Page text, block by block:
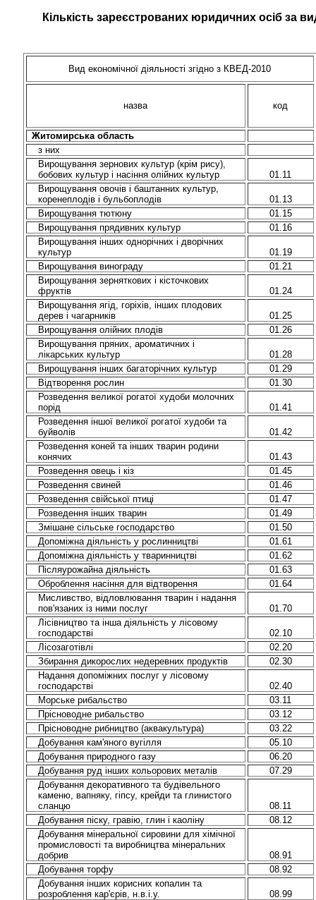
Кількість зареєстрованих юридичних осіб за
Вид економічної діяльності згідно з КВЕД-2010
назва код
Житомирська область
з них
Вирощування зернових культур (крім рису),
бобових культур і насіння олійних культур
01.11
Вирощування овочів і баштанних культур,
коренеплодів і бульбоплодів
01.13
Вирощування тютюну
01.15
Вирощування прядивних культур
01.16
Вирощування інших однорічних і дворічних
культур
01.19
Вирощування винограду
01.21
Вирощування зерняткових і кісточкових
фруктів
01.24
Вирощування ягід, горіхів, інших плодових
дерев і чагарників
01.25
Вирощування олійних плодів
01.26
Вирощування пряних, ароматичних і
лікарських культур
01.28
Вирощування інших багаторічних культур
01.29
Відтворення рослин
01.30
Розведення великої рогатої худоби молочних
порід
01.41
Розведення іншої великої рогатої худоби та
буйволів
01.42
Розведення коней та інших тварин родини
конячих
01.43
Розведення овець і кіз
01.45
Розведення свиней
01.46
Розведення свійської птиці
01.47
Розведення інших тварин
01.49
Змішане сільське господарство
01.50
Допоміжна діяльність у рослинництві
01.61
Допоміжна діяльність у тваринництві
01.62
Післяурожайна діяльність
01.63
Оброблення насіння для відтворення
01.64
Мисливство, відловлювання тварин і надання
пов'язаних із ними послуг
01.70
Лісівництво та інша діяльність у лісовому
господарстві
02.10
Лісозаготівлі
02.20
Збирання дикорослих недеревних продуктів
02.30
Надання допоміжних послуг у лісовому
господарстві
02.40
Морське рибальство
03.11
Прісноводне рибальство
03.12
Прісноводне рибництво (аквакультура)
03.22
Добування кам'яного вугілля
05.10
Добування природного газу
06.20
Добування руд інших кольорових металів
07.29
Добування декоративного та будівельного
каменю, вапняку, гіпсу, крейди та глинистого
сланцю
08.11
Добування піску, гравію, глин і каоліну
08.12
Добування мінеральної сировини для хімічної
промисловості та виробництва мінеральних
добрив
08.91
Добування торфу
08.92
Добування інших корисних копалин та
розроблення кар'єрів, н.в.і.у.
08.99